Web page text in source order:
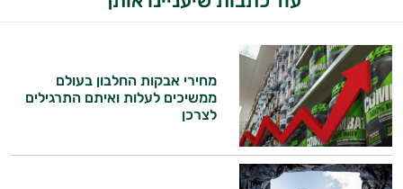
לספורטאים
מחירי אבקות החלבון בעולם
ממשיכים לעלות ואיתם התרגילים
לצרכן
היי,
אני יועץ הבריאות האישי AI של טבע בריא.
התשובות שלי מבוססות על מאגרי מידע קליניים
וספרות מקצועית בתחומי הרפואה הטבעית